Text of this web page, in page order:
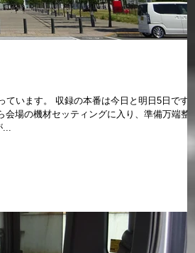
います。 収録の本番は今日と明日5日です
場の機材セッティングに入り、準備万端整え
...